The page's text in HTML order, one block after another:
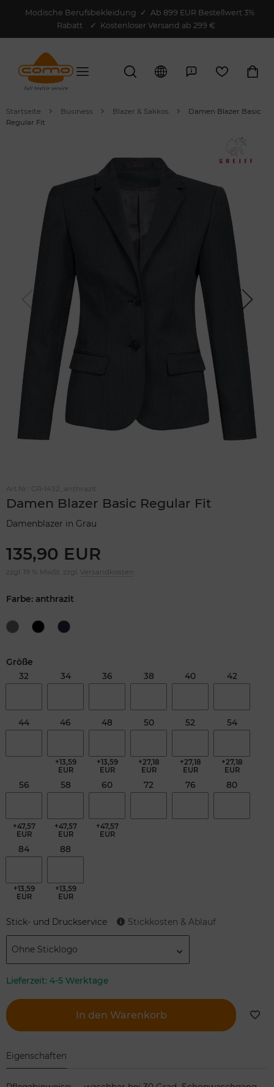
Modische Berufsbekleidung ✓ Ab 899 EUR Bestellwert 3%
Rabatt
✓ Kostenloser Versand ab 299 €
Startseite Business Blazer & Sakkos
Damen Blazer Basic
Regular Fit
Previou
Next
Art.Nr.: GR-1432_anthrazit
Damen Blazer Basic Regular Fit
Damenblazer in Grau
135,90 EUR
zzgl. 19 % MwSt. zzgl. Versandkosten
Farbe: anthrazit
Größe
32
34 36 38 40 42
44 46
+13,59
EUR
48
+13,59
EUR
50
+27,18
EUR
52
+27,18
EUR
54
+27,18
EUR
56
+47,57
EUR
58
+47,57
EUR
60
+47,57
EUR
72 76 80
84
+13,59
EUR
88
+13,59
EUR
Stick- und Druckservice Stickkosten & Ablauf
Ohne Sticklogo
Lieferzeit: 4-5 Werktage
In den Warenkorb
Eigenschaften